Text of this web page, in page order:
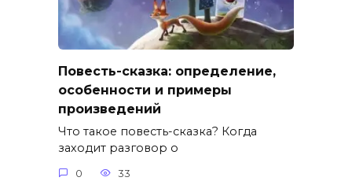
Повесть-сказка: определение,
особенности и примеры
произведений
Что такое повесть-сказка? Когда
заходит разговор о
0 33